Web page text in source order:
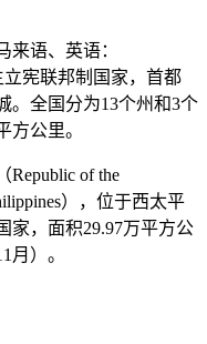
语、英语：
立宪联邦制国家，首都
。全国分为13个州和3个
方公里。
of the
），位于西太平
家，面积29.97万平方公
月）。